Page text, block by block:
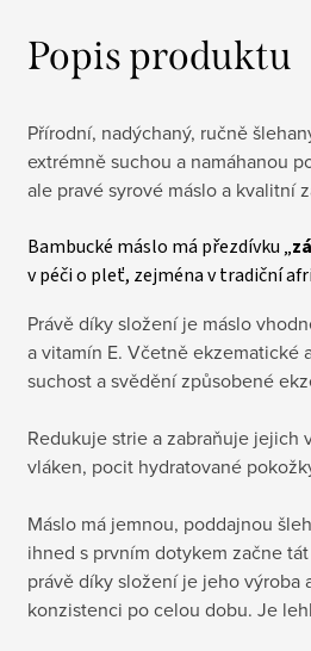
Popis produktu
Přírodní, nadýchaný, ručně
extrémně suchou a namáhanou
ale pravé syrové máslo a kvalitní
Bambucké máslo má přezdívku „
v péči o pleť, zejména v tradiční
Právě díky složení je máslo
a vitamín E. Včetně ekzematické
suchost a svědění způsobené
Redukuje strie a zabraňuje
vláken, pocit hydratované
Máslo má jemnou, poddajnou
ihned s prvním dotykem začne
právě díky složení je jeho výroba
konzistenci po celou dobu. Je